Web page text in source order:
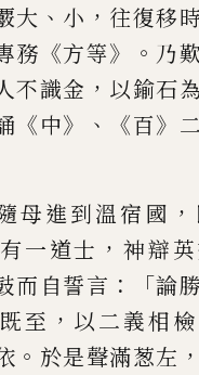
大 、 小 ， 往復移
務 《方等》。 乃
不識金 ， 以鍮石
《中》、《百》
母進到溫宿國 ，
一道士 ， 神辯
而自誓言 ：「論
至 ， 以二義相檢
。 於是聲滿葱左 ，